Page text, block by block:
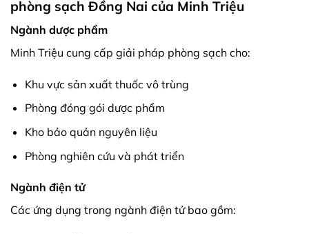
phòng sạch​ Đồng Nai của Minh Triệu
Ngành dược phẩm
Minh Triệu cung cấp giải pháp phòng sạch cho:
Khu vực sản xuất thuốc vô trùng
Phòng đóng gói dược phẩm
Kho bảo quản nguyên liệu
Phòng nghiên cứu và phát triển
Ngành điện tử
Các ứng dụng trong ngành điện tử bao gồm: